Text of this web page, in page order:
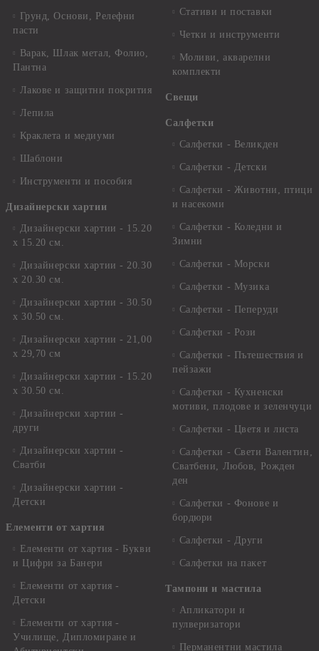
Грунд, Основи, Релефни
пасти
Варак, Шлак метал, Фолио,
Пантна
Лакове и защитни покрития
Лепила
Краклета и медиуми
Шаблони
Инструменти и пособия
Дизайнерски хартии
Дизайнерски хартии - 15.20
х 15.20 см.
Дизайнерски хартии - 20.30
х 20.30 см.
Дизайнерски хартии - 30.50
х 30.50 см.
Дизайнерски хартии - 21,00
х 29,70 см
Дизайнерски хартии - 15.20
x 30.50 см.
Дизайнерски хартии -
други
Дизайнерски хартии -
Сватби
Дизайнерски хартии -
Детски
Елементи от хартия
Елементи от хартия - Букви
и Цифри за Банери
Елементи от хартия -
Детски
Елементи от хартия -
Училище, Дипломиране и
Стативи и поставки
Четки и инструменти
Моливи, акварелни
комплекти
Свещи
Салфетки
Салфетки - Великден
Салфетки - Детски
Салфетки - Животни, птици
и насекоми
Салфетки - Коледни и
Зимни
Салфетки - Морски
Салфетки - Музика
Салфетки - Пеперуди
Салфетки - Рози
Салфетки - Пътешествия и
пейзажи
Салфетки - Кухненски
мотиви, плодове и зеленчуци
Салфетки - Цветя и листа
Салфетки - Свети Валентин,
Сватбени, Любов, Рожден
ден
Салфетки - Фонове и
бордюри
Салфетки - Други
Салфетки на пакет
Тампони и мастила
Апликатори и
пулверизатори
Перманентни мастила